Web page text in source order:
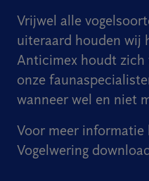
Vrijwel alle
uiteraard houden wij
Anticimex houdt zich
onze
wanneer wel en niet
Voor meer
Vogelwering